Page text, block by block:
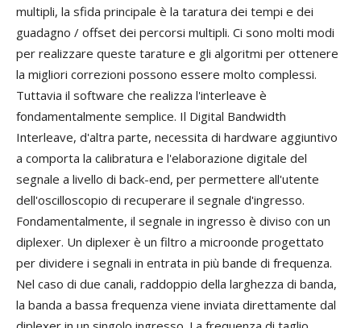
multipli, la sfida principale è la taratura dei tempi e dei
guadagno / offset dei percorsi multipli. Ci sono molti modi
per realizzare queste tarature e gli algoritmi per ottenere
la migliori correzioni possono essere molto complessi.
Tuttavia il software che realizza l'interleave è
fondamentalmente semplice. Il Digital Bandwidth
Interleave, d'altra parte, necessita di hardware aggiuntivo
a comporta la calibratura e l'elaborazione digitale del
segnale a livello di back-end, per permettere all'utente
dell'oscilloscopio di recuperare il segnale d'ingresso.
Fondamentalmente, il segnale in ingresso è diviso con un
diplexer. Un diplexer è un filtro a microonde progettato
per dividere i segnali in entrata in più bande di frequenza.
Nel caso di due canali, raddoppio della larghezza di banda,
la banda a bassa frequenza viene inviata direttamente dal